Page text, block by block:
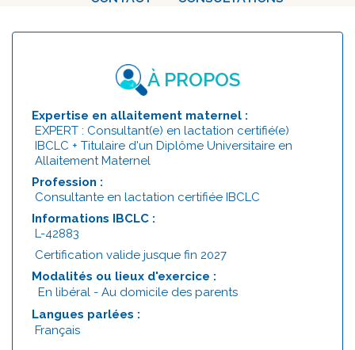
À PROPOS
Expertise en allaitement maternel :
EXPERT : Consultant(e) en lactation certifié(e)
IBCLC + Titulaire d'un Diplôme Universitaire en
Allaitement Maternel
Profession :
Consultante en lactation certifiée IBCLC
Informations IBCLC :
L-42883
Certification valide jusque fin 2027
Modalités ou lieux d'exercice :
En libéral - Au domicile des parents
Langues parlées :
Français